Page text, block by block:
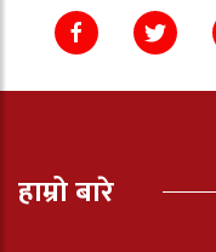
हाम्रो बारे